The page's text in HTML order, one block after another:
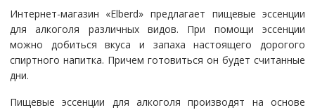
Интернет-магазин «Elberd» предлагает пищевые эссенции
для алкоголя различных видов. При помощи эссенции
можно добиться вкуса и запаха настоящего дорогого
спиртного напитка. Причем готовиться он будет считанные
дни.
Пищевые эссенции для алкоголя производят на основе